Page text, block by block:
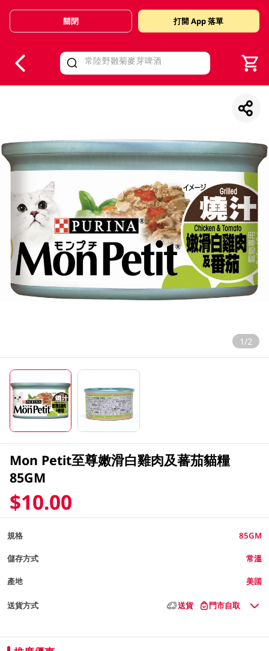
Valid Until 30 June 2026
關閉 打開 App 落單
1/2
Mon Petit至尊嫩滑白雞肉及蕃茄貓糧
85GM
$10.00
規格 85GM
儲存方式 常溫
產地 美國
送貨方式 送貨 門市自取